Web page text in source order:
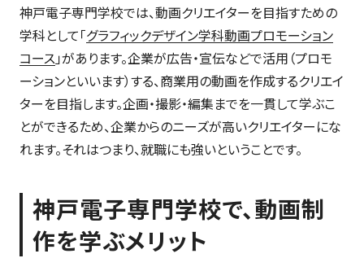
神戸電子専門学校では、動画クリエイターを目指すための
学科として「グラフィックデザイン学科動画プロモーション
コース」があります。企業が広告・宣伝などで活用（プロモ
ーションといいます）する、商業用の動画を作成するクリエイ
ターを目指します。企画・撮影・編集までを一貫して学ぶこ
とができるため、企業からのニーズが高いクリエイターにな
れます。それはつまり、就職にも強いということです。
神戸電子専門学校で、動画制
作を学ぶメリット